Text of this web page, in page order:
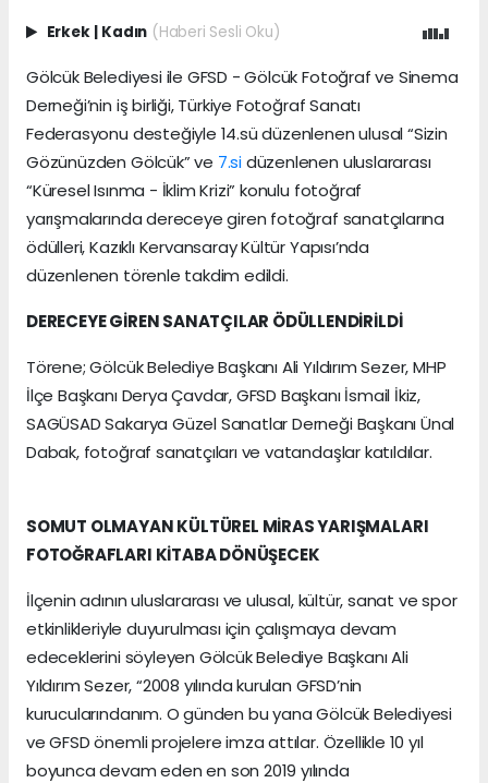
Erkek | Kadın (Haberi Sesli Oku)
Gölcük Belediyesi ile GFSD - Gölcük Fotoğraf ve Sinema
Derneği’nin iş birliği, Türkiye Fotoğraf Sanatı
Federasyonu desteğiyle 14.sü düzenlenen ulusal “Sizin
Gözünüzden Gölcük” ve 7.sidüzenlenen uluslararası
“Küresel Isınma - İklim Krizi” konulu fotoğraf
yarışmalarında dereceye giren fotoğraf sanatçılarına
ödülleri, Kazıklı Kervansaray Kültür Yapısı’nda
düzenlenen törenle takdim edildi.
DERECEYE GİREN SANATÇILAR ÖDÜLLENDİRİLDİ
Törene; Gölcük Belediye Başkanı Ali Yıldırım Sezer, MHP
İlçe Başkanı Derya Çavdar, GFSD Başkanı İsmail İkiz,
SAGÜSAD Sakarya Güzel Sanatlar Derneği Başkanı Ünal
Dabak, fotoğraf sanatçıları ve vatandaşlar katıldılar.
SOMUT OLMAYAN KÜLTÜREL MİRAS YARIŞMALARI
FOTOĞRAFLARI KİTABA DÖNÜŞECEK
İlçenin adının uluslararası ve ulusal, kültür, sanat ve spor
etkinlikleriyle duyurulması için çalışmaya devam
edeceklerini söyleyen Gölcük Belediye Başkanı Ali
Yıldırım Sezer, “2008 yılında kurulan GFSD’nin
kurucularındanım. O günden bu yana Gölcük Belediyesi
ve GFSD önemli projelere imza attılar. Özellikle 10 yıl
boyunca devam eden en son 2019 yılında